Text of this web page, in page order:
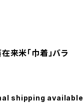
来米「巾着」バラ
shipping available